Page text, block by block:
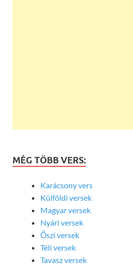
MÉG TÖBB VERS:
Karácsony vers
Külföldi versek
Magyar versek
Nyári versek
Őszi versek
Téli versek
Tavasz versek